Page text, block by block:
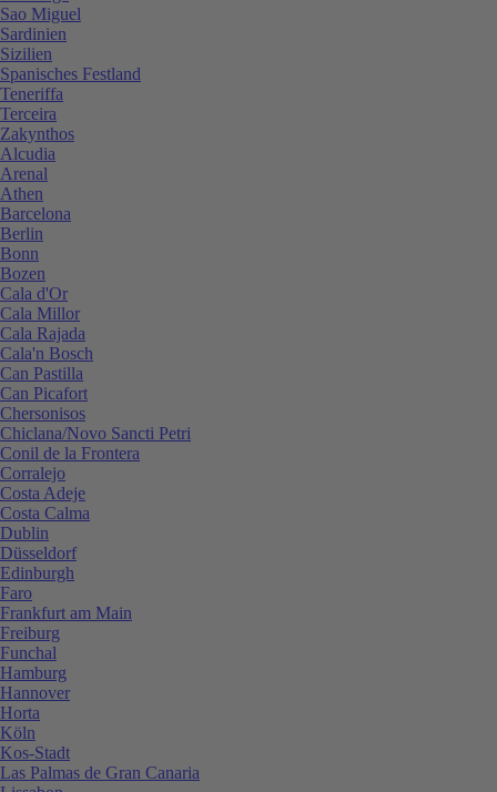
Sao Miguel
Sardinien
Sizilien
Spanisches Festland
Teneriffa
Terceira
Zakynthos
Alcudia
Arenal
Athen
Barcelona
Berlin
Bonn
Bozen
Cala d'Or
Cala Millor
Cala Rajada
Cala'n Bosch
Can Pastilla
Can Picafort
Chersonisos
Chiclana/Novo Sancti Petri
Conil de la Frontera
Corralejo
Costa Adeje
Costa Calma
Dublin
Düsseldorf
Edinburgh
Faro
Frankfurt am Main
Freiburg
Funchal
Hamburg
Hannover
Horta
Köln
Kos-Stadt
Las Palmas de Gran Canaria